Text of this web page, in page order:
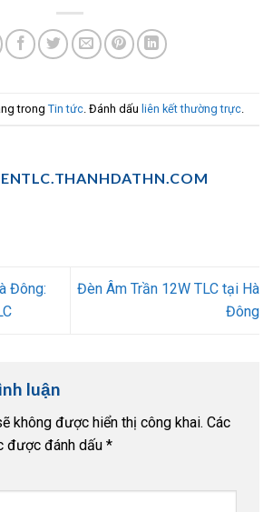
trong Tin tức. Đánh dấu liên kết thường trực.
Đông:
Đèn Âm Trần 12W TLC tại Hà
Đông
luận
không được hiển thị công khai. Các
được đánh dấu *